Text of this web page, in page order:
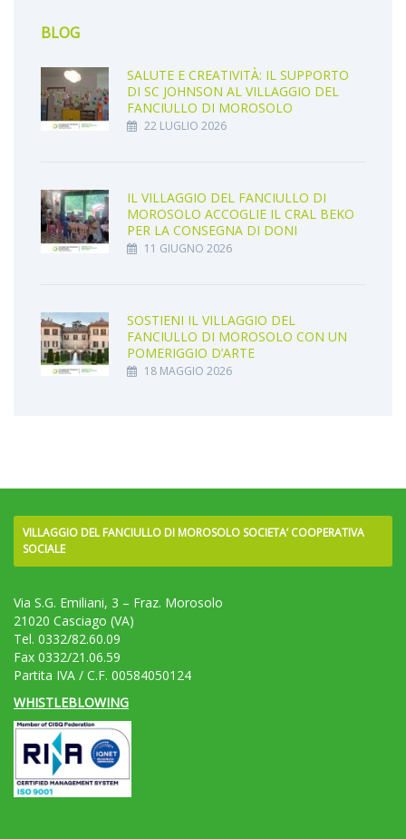
BLOG
SALUTE E CREATIVITÀ: IL SUPPORTO
DI SC JOHNSON AL VILLAGGIO DEL
FANCIULLO DI MOROSOLO
22 LUGLIO 2026
IL VILLAGGIO DEL FANCIULLO DI
MOROSOLO ACCOGLIE IL CRAL BEKO
PER LA CONSEGNA DI DONI
11 GIUGNO 2026
SOSTIENI IL VILLAGGIO DEL
FANCIULLO DI MOROSOLO CON UN
POMERIGGIO D’ARTE
18 MAGGIO 2026
VILLAGGIO DEL FANCIULLO DI MOROSOLO SOCIETA’ COOPERATIVA
SOCIALE
Via S.G. Emiliani, 3 – Fraz. Morosolo
21020 Casciago (VA)
Tel. 0332/82.60.09
Fax 0332/21.06.59
Partita IVA / C.F. 00584050124
WHISTLEBLOWING